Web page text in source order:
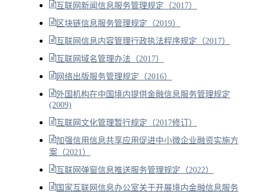
互联网新闻信息服务管理规定（2017）
区块链信息服务管理规定（2019）
互联网信息内容管理行政执法程序规定（2017）
互联网域名管理办法（2017）
网络出版服务管理规定（2016）
外国机构在中国境内提供金融信息服务管理规定
(2009)
互联网文化管理暂行规定（2017修订）
加强信用信息共享应用促进中小微企业融资实施方
案（2021）
互联网弹窗信息推送服务管理规定（2022）
国家互联网信息办公室关于开展境内金融信息服务